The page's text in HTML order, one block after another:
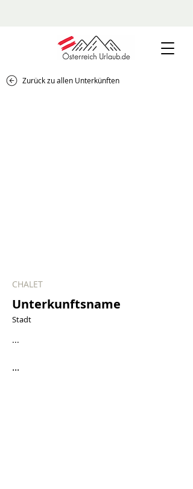
Zurück zu allen Unterkünften
CHALET
Unterkunftsname
Stadt
...
...